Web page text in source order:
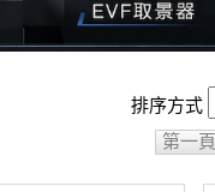
排序方式
第一頁